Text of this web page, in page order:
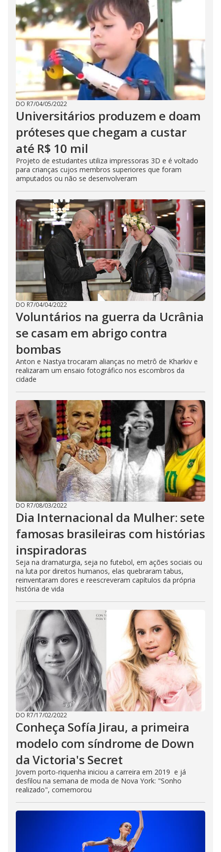
DO R7/04/05/2022
Universitários produzem e doam
próteses que chegam a custar
até R$ 10 mil
Projeto de estudantes utiliza impressoras 3D e é voltado
para crianças cujos membros superiores que foram
amputados ou não se desenvolveram
DO R7/04/04/2022
Voluntários na guerra da Ucrânia
se casam em abrigo contra
bombas
Anton e Nastya trocaram alianças no metrô de Kharkiv e
realizaram um ensaio fotográfico nos escombros da
cidade
DO R7/08/03/2022
Dia Internacional da Mulher: sete
famosas brasileiras com histórias
inspiradoras
Seja na dramaturgia, seja no futebol, em ações sociais ou
na luta por direitos humanos, elas quebraram tabus,
reinventaram dores e reescreveram capítulos da própria
história de vida
DO R7/17/02/2022
Conheça Sofía Jirau, a primeira
modelo com síndrome de Down
da Victoria's Secret
Jovem porto-riquenha iniciou a carreira em 2019 e já
desfilou na semana de moda de Nova York: "Sonho
realizado", comemorou